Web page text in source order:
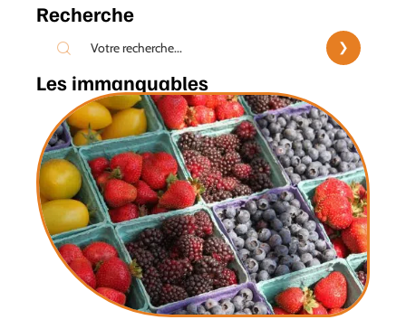
Recherche
Les immanquables